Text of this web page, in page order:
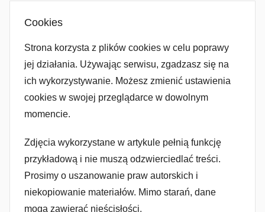
Cookies
Strona korzysta z plików cookies w celu poprawy
jej działania. Używając serwisu, zgadzasz się na
ich wykorzystywanie. Możesz zmienić ustawienia
cookies w swojej przeglądarce w dowolnym
momencie.
Zdjęcia wykorzystane w artykule pełnią funkcję
przykładową i nie muszą odzwierciedlać treści.
Prosimy o uszanowanie praw autorskich i
niekopiowanie materiałów. Mimo starań, dane
mogą zawierać nieścisłości.